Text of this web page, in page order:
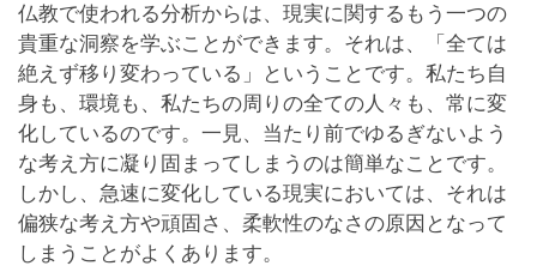
仏教で使われる分析からは、現実に関するもう一つの
貴重な洞察を学ぶことができます。それは、「全ては
絶えず移り変わっている」ということです。私たち自
身も、環境も、私たちの周りの全ての人々も、常に変
化しているのです。一見、当たり前でゆるぎないよう
な考え方に凝り固まってしまうのは簡単なことです。
しかし、急速に変化している現実においては、それは
偏狭な考え方や頑固さ、柔軟性のなさの原因となって
しまうことがよくあります。